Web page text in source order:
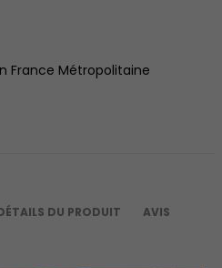
France Métropolitaine
DU PRODUIT AVIS